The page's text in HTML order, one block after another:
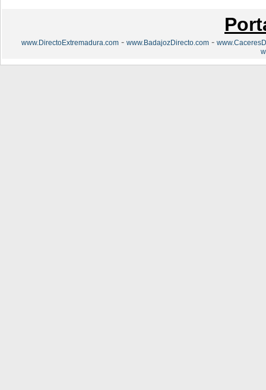
www.DirectoExtremadura.com - www.BadajozDirecto.com -